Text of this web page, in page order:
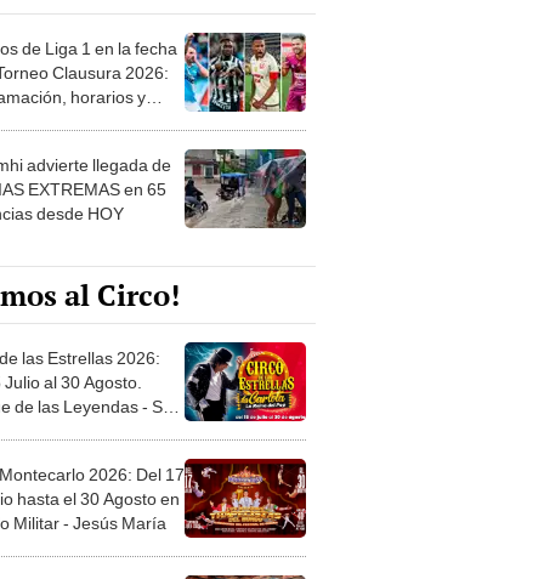
de Liga 1 en la fecha
Clausura 2026:
horarios y
advierte llegada de
EXTREMAS en 65
desde HOY
al Circo!
las Estrellas 2026:
Julio al 30 Agosto.
de las Leyendas - San
2026: Del 17
hasta el 30 Agosto en
Militar - Jesús María